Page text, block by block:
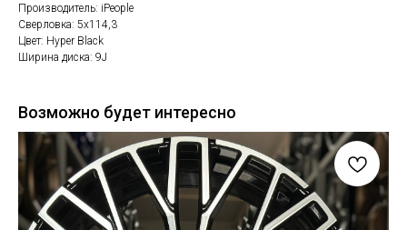
Производитель: iPeople
Сверловка: 5х114,3
Цвет: Hyper Black
Ширина диска: 9J
Возможно будет интересно